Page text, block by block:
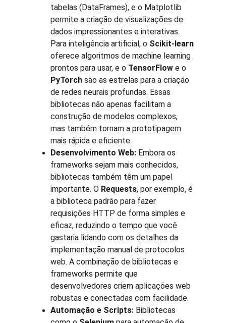
tabelas (DataFrames), e o Matplotlib
permite a criação de visualizações de
dados impressionantes e interativas.
Para inteligência artificial, o Scikit-learn
oferece algoritmos de machine learning
prontos para usar, e o TensorFlow e o
PyTorch são as estrelas para a criação
de redes neurais profundas. Essas
bibliotecas não apenas facilitam a
construção de modelos complexos,
mas também tornam a prototipagem
mais rápida e eficiente.
Desenvolvimento Web: Embora os
frameworks sejam mais conhecidos,
bibliotecas também têm um papel
importante. O Requests, por exemplo, é
a biblioteca padrão para fazer
requisições HTTP de forma simples e
eficaz, reduzindo o tempo que você
gastaria lidando com os detalhes da
implementação manual de protocolos
web. A combinação de bibliotecas e
frameworks permite que
desenvolvedores criem aplicações web
robustas e conectadas com facilidade.
Automação e Scripts: Bibliotecas